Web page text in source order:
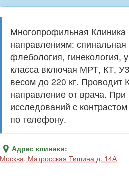
Многопрофильная
направлениям: спинальная
флебология, гинекология,
класса включая МРТ, КТ,
весом до 220 кг. Проводит
направление от врача.
исследований с
по телефону.
Адрес клиники:
Москва, Матросская Тишина д. 14А